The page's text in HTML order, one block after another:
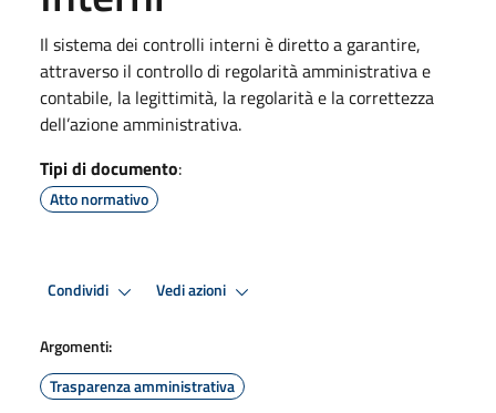
Il sistema dei controlli interni è diretto a garantire,
attraverso il controllo di regolarità amministrativa e
contabile, la legittimità, la regolarità e la correttezza
dell’azione amministrativa.
Tipi di documento:
Atto normativo
Condividi Vedi azioni
Argomenti:
Trasparenza amministrativa